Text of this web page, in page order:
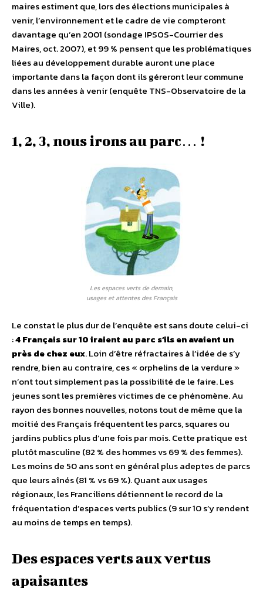
maires estiment que, lors des élections municipales à
venir, l’environnement et le cadre de vie compteront
davantage qu’en 2001 (sondage IPSOS-Courrier des
Maires, oct. 2007), et 99 % pensent que les problématiques
liées au développement durable auront une place
importante dans la façon dont ils géreront leur commune
dans les années à venir (enquête TNS-Observatoire de la
Ville).
1, 2, 3, nous irons au parc… !
Les espaces verts de demain,
usages et attentes des Français
Le constat le plus dur de l’enquête est sans doute celui-ci
:4 Français sur 10 iraient au parc s’ils en avaient un
près de chez eux. Loin d’être réfractaires à l’idée de s’y
rendre, bien au contraire, ces « orphelins de la verdure »
n’ont tout simplement pas la possibilité de le faire. Les
jeunes sont les premières victimes de ce phénomène. Au
rayon des bonnes nouvelles, notons tout de même que la
moitié des Français fréquentent les parcs, squares ou
jardins publics plus d’une fois par mois. Cette pratique est
plutôt masculine (82 % des hommes vs 69 % des femmes).
Les moins de 50 ans sont en général plus adeptes de parcs
que leurs aînés (81 % vs 69 %). Quant aux usages
régionaux, les Franciliens détiennent le record de la
fréquentation d’espaces verts publics (9 sur 10 s’y rendent
au moins de temps en temps).
Des espaces verts aux vertus
apaisantes